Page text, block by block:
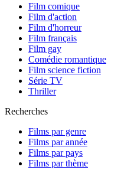
Film comique
Film d'action
Film d'horreur
Film français
Film gay
Comédie romantique
Film science fiction
Série TV
Thriller
Recherches
Films par genre
Films par année
Films par pays
Films par thème